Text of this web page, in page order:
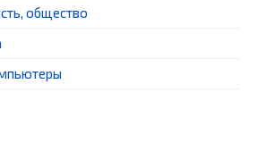
общество